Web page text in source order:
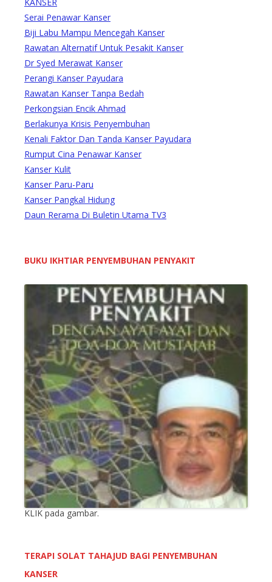
Serai Penawar Kanser
Biji Labu Mampu Mencegah Kanser
Rawatan Alternatif Untuk Pesakit Kanser
Dr Syed Merawat Kanser
Perangi Kanser Payudara
Rawatan Kanser Tanpa Bedah
Perkongsian Encik Ahmad
Berlakunya Krisis Penyembuhan
Kenali Faktor Dan Tanda Kanser Payudara
Rumput Cina Penawar Kanser
Kanser Kulit
Kanser Paru-Paru
Kanser Pangkal Hidung
Daun Rerama Di Buletin Utama TV3
BUKU IKHTIAR PENYEMBUHAN PENYAKIT
KLIK pada gambar.
TERAPI SOLAT TAHAJUD BAGI PENYEMBUHAN
KANSER